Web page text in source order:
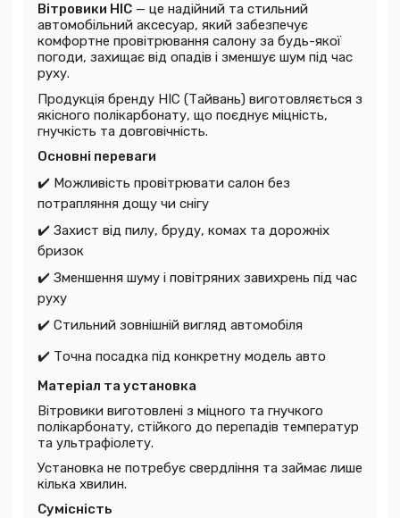
Вітровики HIC — це надійний та стильний
автомобільний аксесуар, який забезпечує
комфортне провітрювання салону за будь-якої
погоди, захищає від опадів і зменшує шум під час
руху.
Продукція бренду HIC (Тайвань) виготовляється з
якісного полікарбонату, що поєднує міцність,
гнучкість та довговічність.
Основні переваги
✔ ️ Можливість провітрювати салон без
потрапляння дощу чи снігу
✔ ️ Захист від пилу, бруду, комах та дорожніх
бризок
✔ ️ Зменшення шуму і повітряних завихрень під час
руху
✔ ️ Стильний зовнішній вигляд автомобіля
✔ ️ Точна посадка під конкретну модель авто
Матеріал та установка
Вітровики виготовлені з міцного та гнучкого
полікарбонату, стійкого до перепадів температур
та ультрафіолету.
Установка не потребує свердління та займає лише
кілька хвилин.
Сумісність